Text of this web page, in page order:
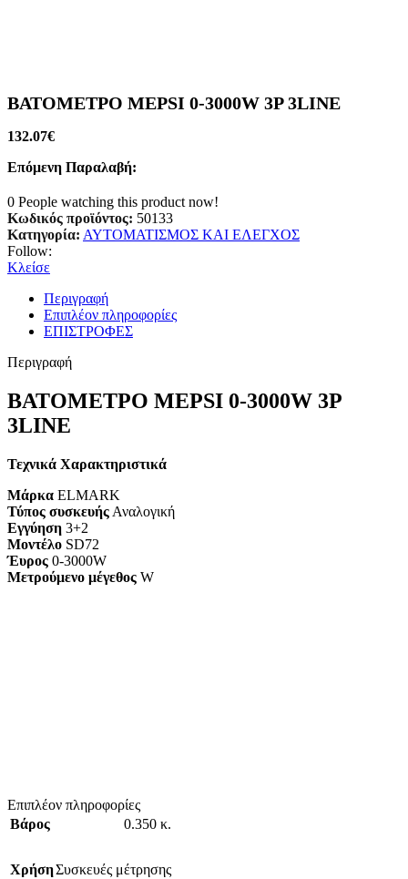
ΒΑΤΟΜΕΤΡΟ MEPSI 0-3000W 3P 3LINE
132.07€
Επόμενη Παραλαβή:
0 People watching this product now!
Κωδικός προϊόντος: 50133
Κατηγορία: ΑΥΤΟΜΑΤΙΣΜΟΣ ΚΑΙ ΕΛΕΓΧΟΣ
Follow:
Κλείσε
Περιγραφή
Επιπλέον πληροφορίες
ΕΠΙΣΤΡΟΦΕΣ
Περιγραφή
ΒΑΤΟΜΕΤΡΟ MEPSI 0-3000W 3P
3LINE
Τεχνικά Χαρακτηριστικά
Μάρκα ELMARK
Τύπος συσκευής Αναλογική
Εγγύηση 3+2
Mοντέλο SD72
Έυρος 0-3000W
Mετρούμενο μέγεθος W
Επιπλέον πληροφορίες
Βάρος
0.350 κ.
ΧρήσηΣυσκευές μέτρησης